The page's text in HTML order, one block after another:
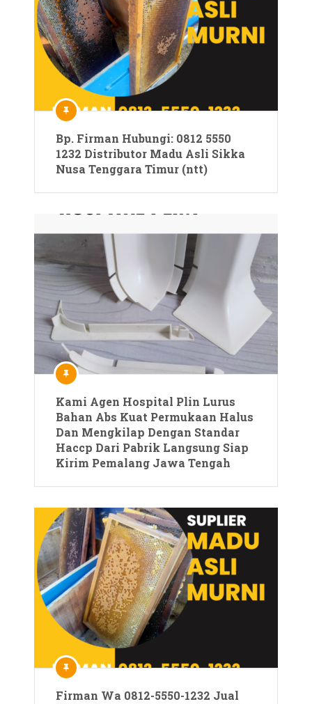
Bp. Firman Hubungi: 0812 5550
1232 Distributor Madu Asli Sikka
Nusa Tenggara Timur (ntt)
Kami Agen Hospital Plin Lurus
Bahan Abs Kuat Permukaan Halus
Dan Mengkilap Dengan Standar
Haccp Dari Pabrik Langsung Siap
Kirim Pemalang Jawa Tengah
Firman Wa 0812-5550-1232 Jual